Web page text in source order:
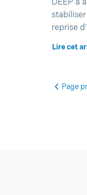
DEEP a
reprise
Lire cet
Page